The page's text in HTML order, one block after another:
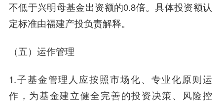
不低于兴明母基金出资额的0.8倍。具体投资额认
定标准由福建产投负责解释。
（五）运作管理
1.子基金管理人应按照市场化、专业化原则运
作，为基金建立健全完善的投资决策、风险控